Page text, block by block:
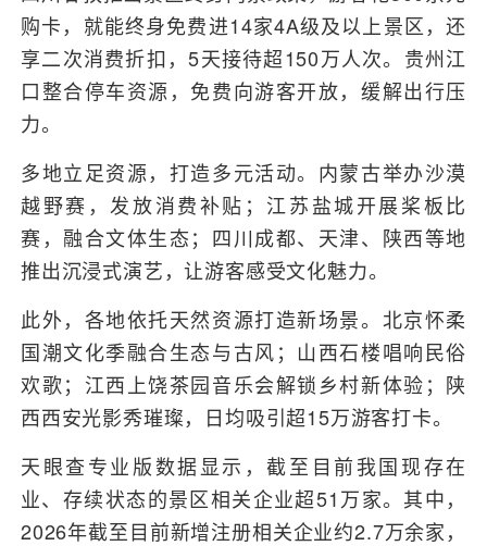
购卡，就能终身免费进14家4A级及以上景区，还
享二次消费折扣，5天接待超150万人次。贵州江
口整合停车资源，免费向游客开放，缓解出行压
力。
多地立足资源，打造多元活动。内蒙古举办沙漠
越野赛，发放消费补贴；江苏盐城开展桨板比
赛，融合文体生态；四川成都、天津、陕西等地
推出沉浸式演艺，让游客感受文化魅力。
此外，各地依托天然资源打造新场景。北京怀柔
国潮文化季融合生态与古风；山西石楼唱响民俗
欢歌；江西上饶茶园音乐会解锁乡村新体验；陕
西西安光影秀璀璨，日均吸引超15万游客打卡。
天眼查专业版数据显示，截至目前我国现存在
业、存续状态的景区相关企业超51万家。其中，
2026年截至目前新增注册相关企业约2.7万余家，